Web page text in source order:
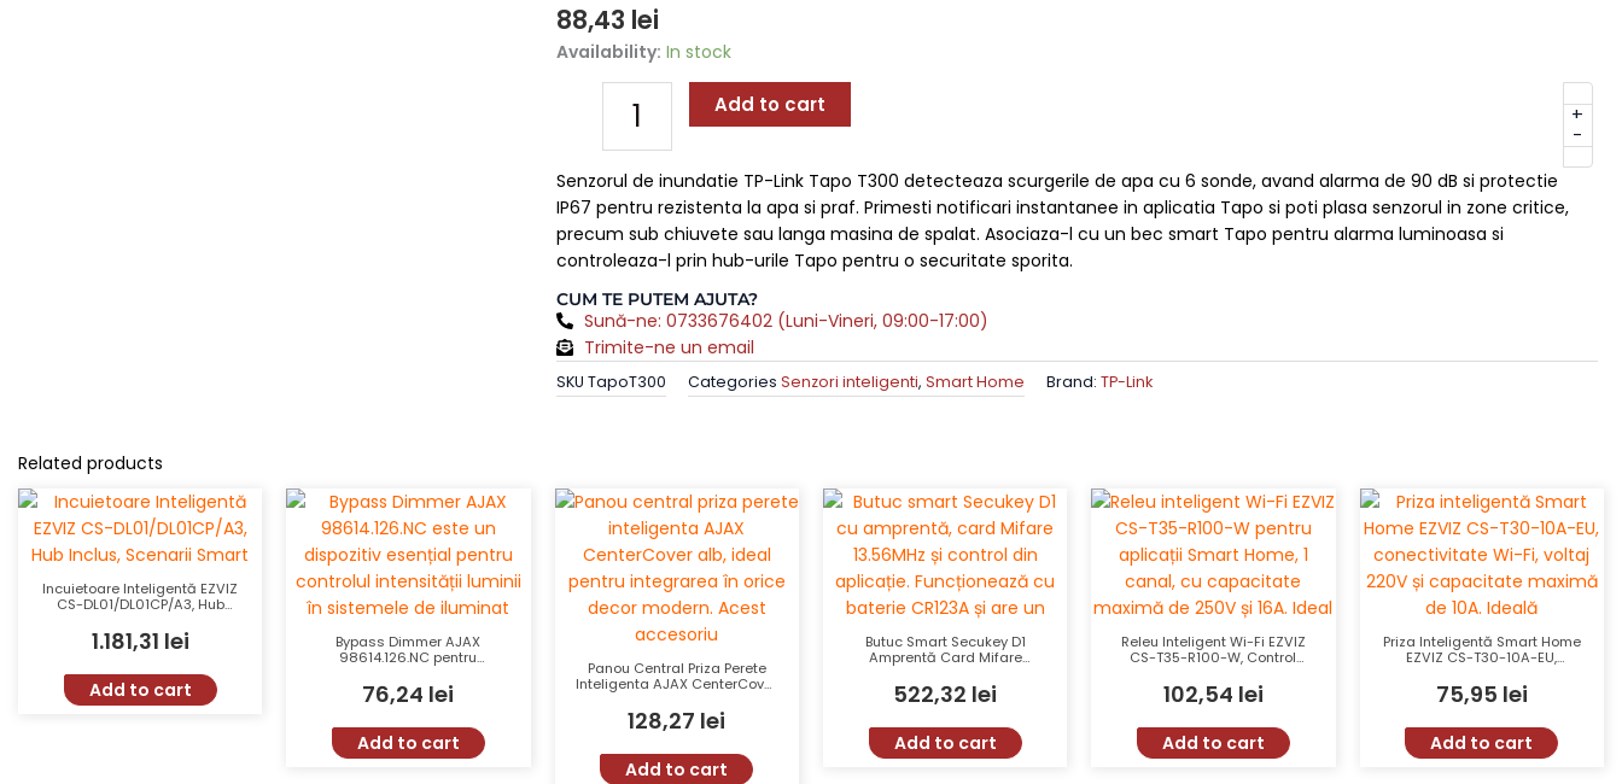
88,43 lei
Availability: In stock
-
Senzor
Inundatie
Alarma
90dB,
TP-
Link
TapoT300
quantity
+
Add to cart
Senzorul de inundatie TP-Link Tapo T300 detecteaza scurgerile de apa cu 6 sonde, avand alarma de 90 dB si protectie
IP67 pentru rezistenta la apa si praf. Primesti notificari instantanee in aplicatia Tapo si poti plasa senzorul in zone critice,
precum sub chiuvete sau langa masina de spalat. Asociaza-l cu un bec smart Tapo pentru alarma luminoasa si
controleaza-l prin hub-urile Tapo pentru o securitate sporita.
CUM TE PUTEM AJUTA?
Sună-ne: 0733676402 (Luni-Vineri, 09:00-17:00)
Trimite-ne un email
SKUTapoT300 Categories Senzori inteligenti,Smart Home Brand:TP-Link
Related products
Incuietoare Inteligentă EZVIZ
CS-DL01/DL01CP/A3, Hub
1.181,31 lei
Add to cart
Bypass Dimmer AJAX
98614.126.NC pentru
Dimmer
76,24 lei
Add to cart
Panou Central Priza Perete
Inteligenta AJAX CenterCover
128,27 lei
Add to cart
Butuc Smart Secukey D1
Amprentă Card Mifare
Aplicație IP5X
522,32 lei
Add to cart
Releu Inteligent Wi-Fi EZVIZ
CS-T35-R100-W, Control
Max. 16A, Comenzi Vocale
Google Home și Alexa
102,54 lei
Add to cart
Priza Inteligentă Smart Home
EZVIZ CS-T30-10A-EU,
Compatibilă cu Google Home
și Amazon Echo, Programare
75,95 lei
Add to cart